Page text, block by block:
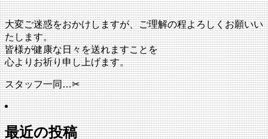
大変ご迷惑をおかけしますが、ご理解の程よろしくお願いい
たします。
皆様が健康な日々を送れますことを
心よりお祈り申し上げます。
スタッフ一同…✂
最近の投稿